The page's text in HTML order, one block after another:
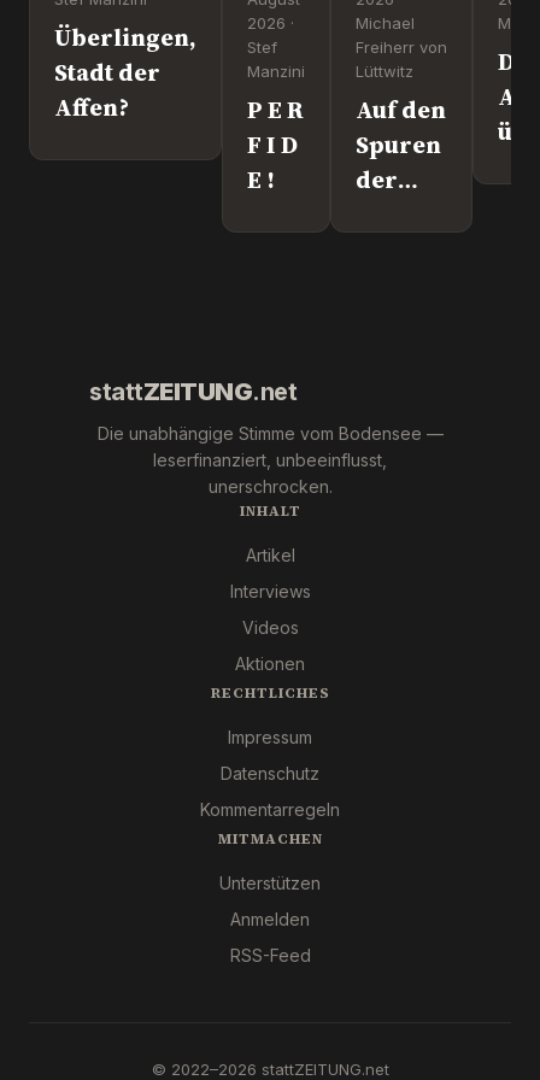
Überlingen,
Stadt der
Affen?
2026 ·
Stef
Manzini
P E R
F I D
E !
Michael
Freiherr von
Lüttwitz
Auf den
Spuren
der
stattZEITUNG.net
Die unabhängige Stimme vom Bodensee —
leserfinanziert, unbeeinflusst,
unerschrocken.
INHALT
Artikel
Interviews
Videos
Aktionen
RECHTLICHES
Impressum
Datenschutz
Kommentarregeln
MITMACHEN
Unterstützen
Anmelden
RSS-Feed
© 2022–2026 stattZEITUNG.net